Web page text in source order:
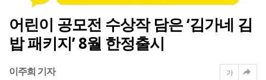
어린이 공모전 수상작 담은 ‘김가네 김
밥 패키지’ 8월 한정출시
이주희 기자
가